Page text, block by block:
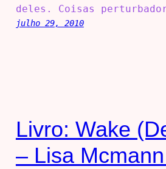
deles. Coisas
julho 29, 2010
Livro: Wake
– Lisa Mcmann